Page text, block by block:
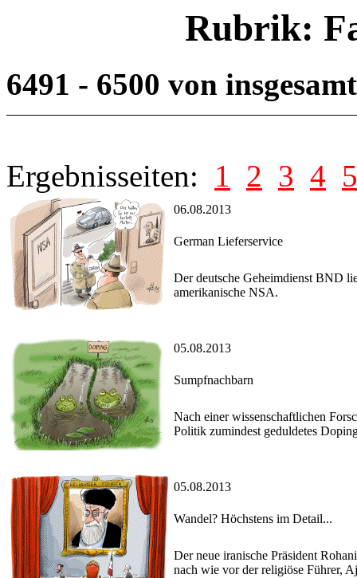
Rubrik:
6491 - 6500 von
Ergebnisseiten: 1 2 3 4 5
06.08.2013
German Lieferservice
Der deutsche Geheimdienst BND
amerikanische NSA.
05.08.2013
Sumpfnachbarn
Nach einer wissenschaftlichen
Politik zumindest geduldetes
05.08.2013
Wandel? Höchstens im Detail...
Der neue iranische Präsident
nach wie vor der religiöse Führer,